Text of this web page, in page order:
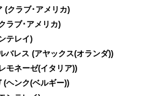
(クラブ･アメリカ)
ラブ･アメリカ)
テレイ)
バレス (アヤックス(オランダ))
モネーゼ(イタリア))
(ヘンク(ベルギー))